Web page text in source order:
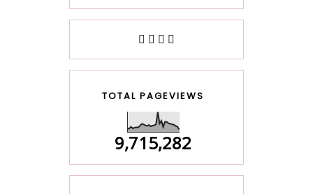
TOTAL PAGEVIEWS
9,715,282